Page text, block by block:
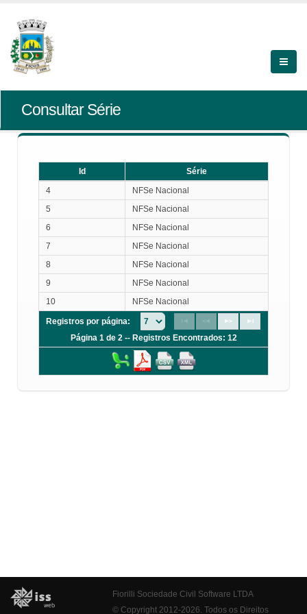
Consultar Série
Id
Série
Série
4
NFSe Nacional
5
NFSe Nacional
6
NFSe Nacional
7
NFSe Nacional
8
NFSe Nacional
9
NFSe Nacional
10
NFSe Nacional
Registros por página:
Página 1 de 2 -- Registros Encontrados: 12
Fiorilli Sociedade Civil Software LTDA
© Copyright 2012-2026. Todos os Direitos